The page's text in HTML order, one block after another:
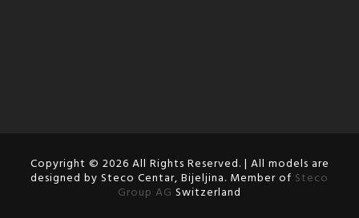
Copyright © 2026 All Rights Reserved. | All models are
designed by Steco Centar, Bijeljina. Member of Steco
Group AG Switzerland